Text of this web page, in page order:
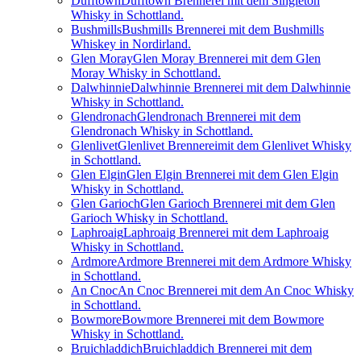
Whisky in Schottland.
BushmillsBushmills Brennerei mit dem Bushmills
Whiskey in Nordirland.
Glen MorayGlen Moray Brennerei mit dem Glen
Moray Whisky in Schottland.
DalwhinnieDalwhinnie Brennerei mit dem Dalwhinnie
Whisky in Schottland.
GlendronachGlendronach Brennerei mit dem
Glendronach Whisky in Schottland.
GlenlivetGlenlivet Brennereimit dem Glenlivet Whisky
in Schottland.
Glen ElginGlen Elgin Brennerei mit dem Glen Elgin
Whisky in Schottland.
Glen GariochGlen Garioch Brennerei mit dem Glen
Garioch Whisky in Schottland.
LaphroaigLaphroaig Brennerei mit dem Laphroaig
Whisky in Schottland.
ArdmoreArdmore Brennerei mit dem Ardmore Whisky
in Schottland.
An CnocAn Cnoc Brennerei mit dem An Cnoc Whisky
in Schottland.
BowmoreBowmore Brennerei mit dem Bowmore
Whisky in Schottland.
BruichladdichBruichladdich Brennerei mit dem